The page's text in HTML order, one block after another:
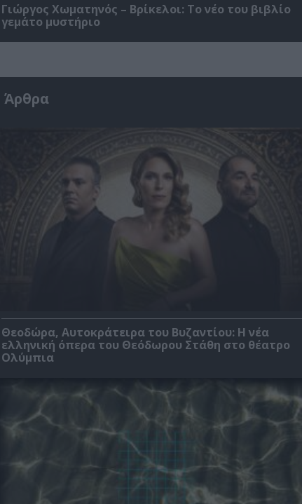
Γιώργος Χωματηνός – Βρίκελοι: Το νέο του βιβλίο
γεμάτο μυστήριο
Θεοδώρα, Αυτοκράτειρα του Βυζαντίου: Η νέα
ελληνική όπερα του Θεόδωρου Στάθη στο θέατρο
Ολύμπια